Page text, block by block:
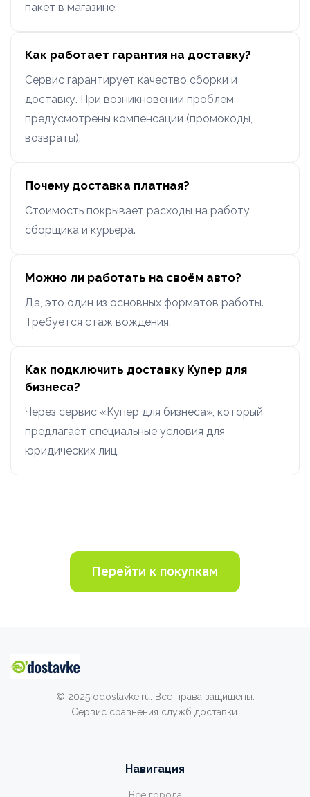
пакет в магазине.
Как работает гарантия на доставку?
Сервис гарантирует качество сборки и
доставку. При возникновении проблем
предусмотрены компенсации (промокоды,
возвраты).
Почему доставка платная?
Стоимость покрывает расходы на работу
сборщика и курьера.
Можно ли работать на своём авто?
Да, это один из основных форматов работы.
Требуется стаж вождения.
Как подключить доставку Купер для
бизнеса?
Через сервис «Купер для бизнеса», который
предлагает специальные условия для
юридических лиц.
Перейти к покупкам
© 2025 odostavke.ru. Все права защищены.
Сервис сравнения служб доставки.
Навигация